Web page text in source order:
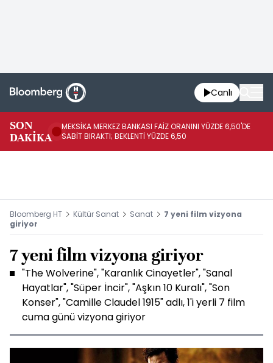
Canlı
SON
DAKİKA
MEKSİKA MERKEZ BANKASI FAİZ ORANINI YÜZDE 6,50'DE
SABİT BIRAKTI; BEKLENTİ YÜZDE 6,50
Bloomberg HT Kültür Sanat Sanat
7 yeni film vizyona
giriyor
7 yeni film vizyona giriyor
"The Wolverine", "Karanlık Cinayetler", "Sanal
Hayatlar", "Süper İncir", "Aşkın 10 Kuralı", "Son
Konser", "Camille Claudel 1915" adlı, 1'i yerli 7 film
cuma günü vizyona giriyor